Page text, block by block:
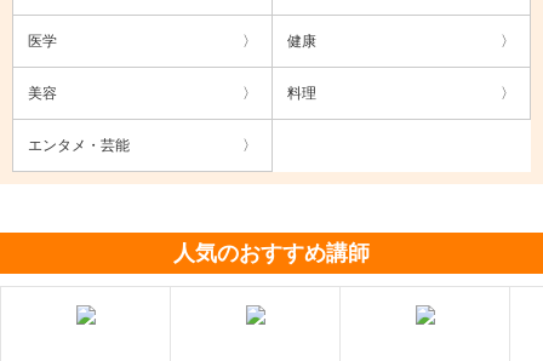
医学 健康
美容 料理
エンタメ・芸能
人気のおすすめ講師